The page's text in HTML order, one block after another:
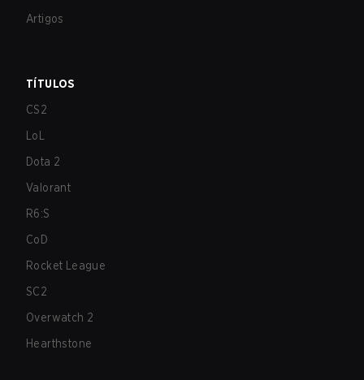
Artigos
TÍTULOS
CS2
LoL
Dota 2
Valorant
R6:S
CoD
Rocket League
SC2
Overwatch 2
Hearthstone